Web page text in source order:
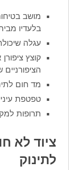
מושב
בלעדיו
עגלה
קוצץ
מד חום
טפטפת
תרופות
ציוד לא
לתינוק